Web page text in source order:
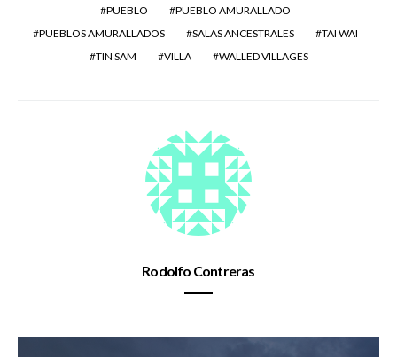
PUEBLO
PUEBLO AMURALLADO
PUEBLOS AMURALLADOS
SALAS ANCESTRALES
TAI WAI
TIN SAM
VILLA WALLED VILLAGES
Rodolfo Contreras